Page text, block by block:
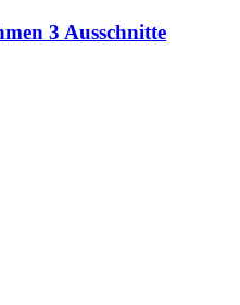
3 Ausschnitte